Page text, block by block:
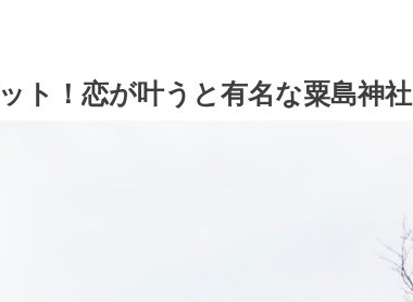
ト！恋が叶うと有名な粟島神社